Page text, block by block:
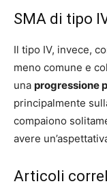
SMA di tipo
Il tipo IV, invece,
meno comune e
una progressione
principalmente
compaiono
avere
Articoli